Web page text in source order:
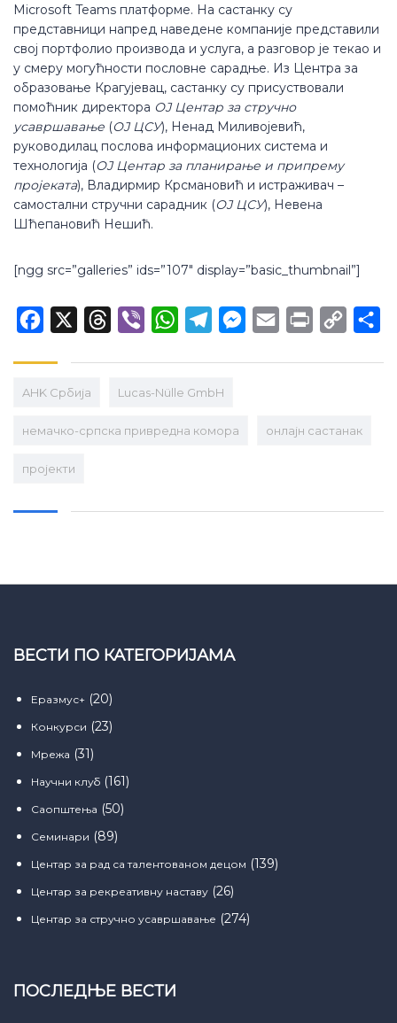
Microsoft Teams платформе. На састанку су
представници напред наведене компаније представили
свој портфолио производа и услуга, а разговор је текао и
у смеру могућности пословне сарадње. Из Центра за
образовање Крагујевац, састанку су присуствовали
помоћник директора ОЈ Центар за стручно
усавршавање (ОЈ ЦСУ), Ненад Миливојевић,
руководилац послова информационих система и
технологија (ОЈ Центар за планирање и припрему
пројеката), Владирмир Крсмановић и истраживач –
самостални стручни сарадник (ОЈ ЦСУ), Невена
Шћепановић Нешић.
[ngg src=”galleries” ids=”107″ display=”basic_thumbnail”]
Facebook Threads
Viber WhatsAppTelegramMessenger
Email Print
Copy
AHK Србија Lucas-Nülle GmbH
немачко-српска привредна комора онлајн састанак
пројекти
ВЕСТИ ПО КАТЕГОРИЈАМА
Еразмус+ (20)
Конкурси (23)
Мрежа (31)
Научни клуб (161)
Саопштења (50)
Семинари (89)
Центар за рад са талентованом децом (139)
Центар за рекреативну наставу (26)
Центар за стручно усавршавање (274)
ПОСЛЕДЊЕ ВЕСТИ